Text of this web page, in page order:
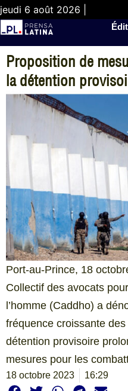
jeudi 6 août 2026 |
Proposition de
la détention
Port-au-Prince, 18
Collectif des avocats
l’homme (Caddho) a
fréquence croissante
détention provisoire
mesures pour les
18 octobre 2023 16:29